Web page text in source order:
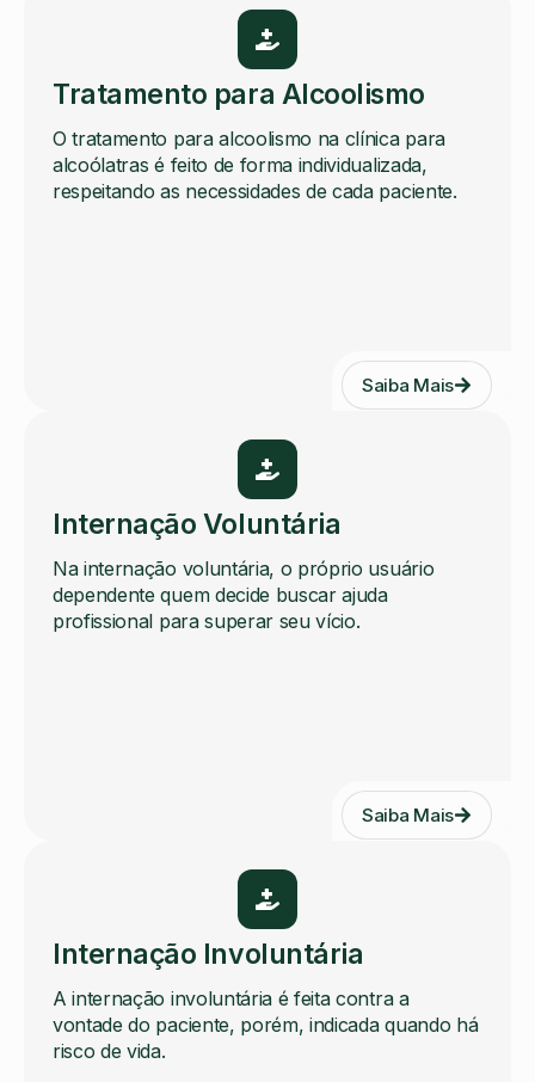
Tratamento para Alcoolismo
O tratamento para alcoolismo na clínica para
alcoólatras é feito de forma individualizada,
respeitando as necessidades de cada paciente.
Saiba Mais
Internação Voluntária
Na internação voluntária, o próprio usuário
dependente quem decide buscar ajuda
profissional para superar seu vício.
Saiba Mais
Internação Involuntária
A internação involuntária é feita contra a
vontade do paciente, porém, indicada quando há
risco de vida.